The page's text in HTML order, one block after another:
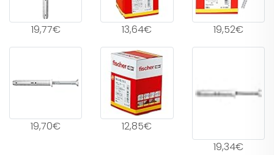
19,77€ 13,64€ 19,52€
19,70€
12,85€
19,34€